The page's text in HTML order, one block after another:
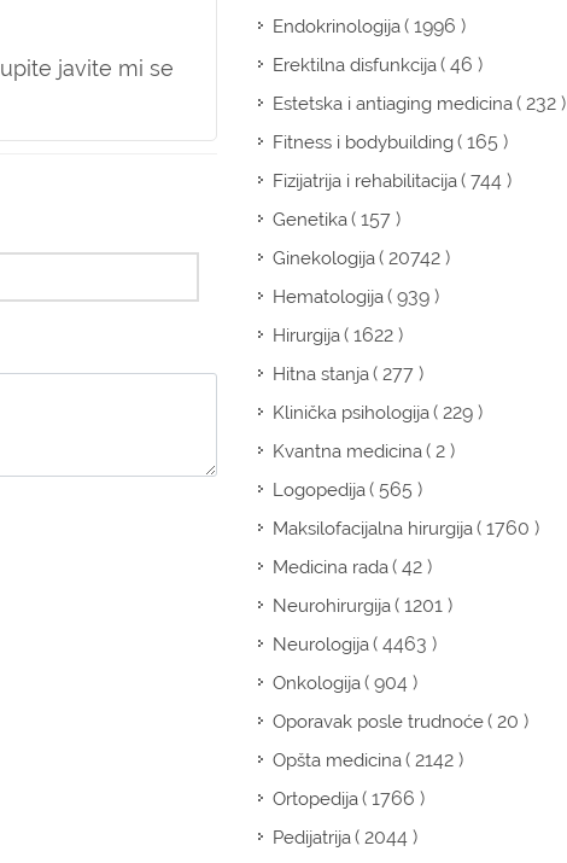
javite mi se
Endokrinologija( 1996 )
Erektilna disfunkcija( 46 )
Estetska i antiaging medicina( 232 )
Fitness i bodybuilding( 165 )
Fizijatrija i rehabilitacija( 744 )
Genetika( 157 )
Ginekologija( 20742 )
Hematologija( 939 )
Hirurgija( 1622 )
Hitna stanja( 277 )
Klinička psihologija( 229 )
Kvantna medicina( 2 )
Logopedija( 565 )
Maksilofacijalna hirurgija( 1760 )
Medicina rada( 42 )
Neurohirurgija( 1201 )
Neurologija( 4463 )
Onkologija( 904 )
Oporavak posle trudnoće( 20 )
Opšta medicina( 2142 )
Ortopedija( 1766 )
Pedijatrija( 2044 )